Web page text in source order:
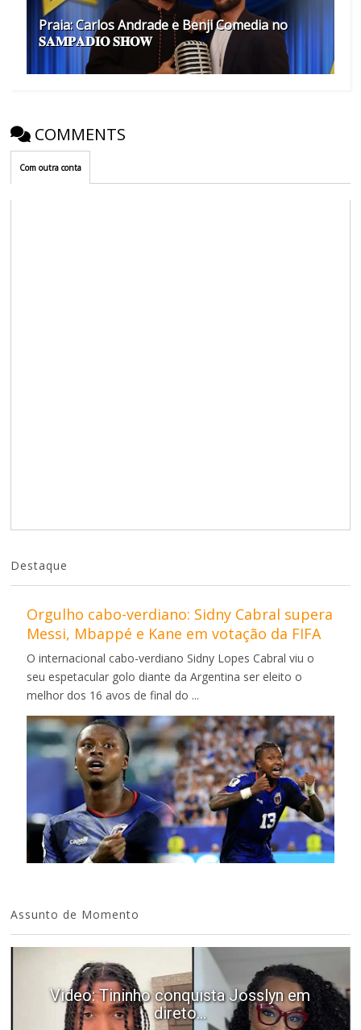
Praia: Carlos Andrade e Benji Comedia no
𝐒𝐀𝐌𝐏𝐀𝐃𝐈𝐎 𝐒𝐇𝐎𝐖
COMMENTS
Com outra conta
Destaque
Orgulho cabo-verdiano: Sidny Cabral supera
Messi, Mbappé e Kane em votação da FIFA
O internacional cabo-verdiano Sidny Lopes Cabral viu o
seu espetacular golo diante da Argentina ser eleito o
melhor dos 16 avos de final do ...
Assunto de Momento
Video: Tininho conquista Josslyn em
direto...